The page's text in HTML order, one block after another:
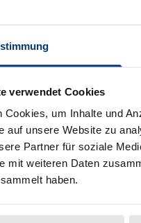
verwendet Cookies
Cookies, um Inhalte und
auf unsere Website zu
Partner für soziale
mit weiteren Daten
haben.